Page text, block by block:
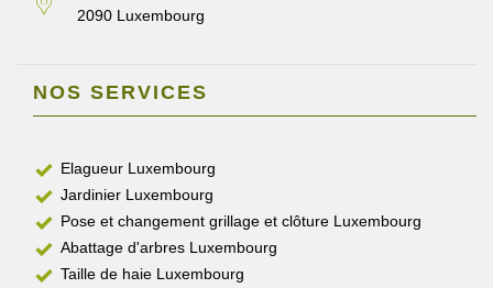
2090 Luxembourg
NOS SERVICES
Elagueur Luxembourg
Jardinier Luxembourg
Pose et changement grillage et clôture Luxembourg
Abattage d'arbres Luxembourg
Taille de haie Luxembourg